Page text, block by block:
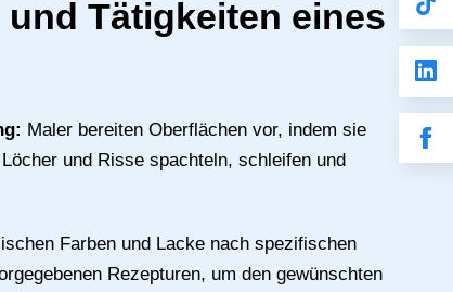
Tätigkeiten eines
Maler bereiten Oberflächen vor, indem sie
und Risse spachteln, schleifen und
Farben und Lacke nach spezifischen
Rezepturen, um den gewünschten